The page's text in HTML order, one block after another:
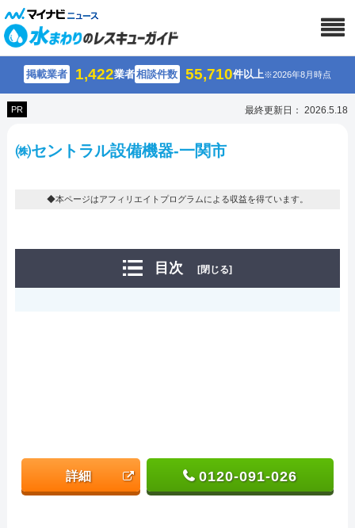
掲載業者 1,422業者相談件数 55,710件以上※2026年8月時点
PR 最終更新日： 2026.5.18
㈱セントラル設備機器-一関市
◆本ページはアフィリエイトプログラムによる収益を得ています。
目次 [閉じる]
詳細 0120-091-026